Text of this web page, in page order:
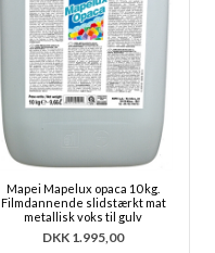
Mapei Mapelux opaca 10 kg.
Filmdannende slidstærkt mat
metallisk voks til gulv
DKK 1.995,00